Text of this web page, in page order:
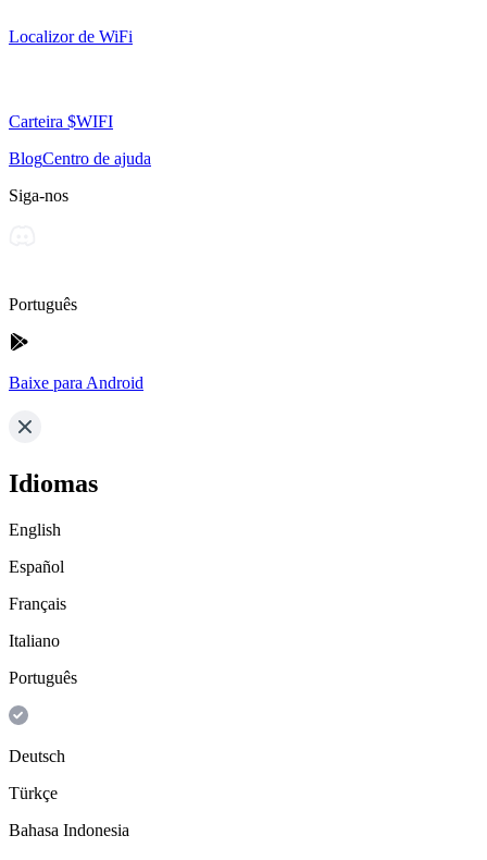
Localizor de WiFi
Carteira $WIFI
BlogCentro de ajuda
Siga-nos
Português
Baixe para Android
Idiomas
English
Español
Français
Italiano
Português
Deutsch
Türkçe
Bahasa Indonesia